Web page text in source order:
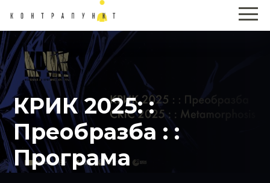
КРИК 2025: :
Преобразба : :
Програма